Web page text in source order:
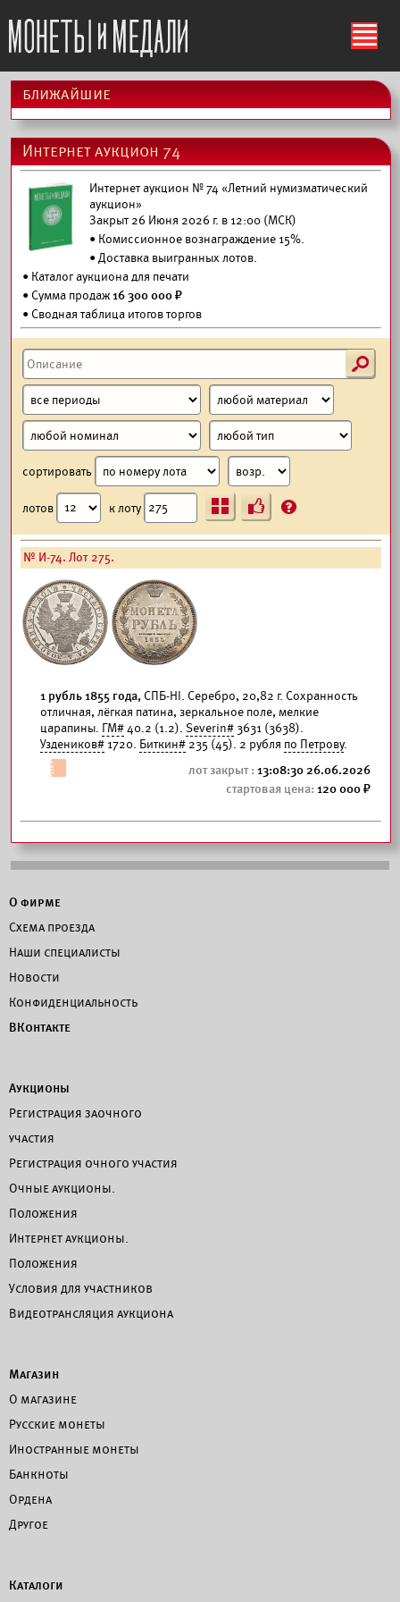
ś
ближайшие
Интернет аукцион 74
Интернет аукцион № 74 «Летний нумизматический
аукцион»
Закрыт 26 Июня 2026 г. в 12:00 (МСК)
• Комиссионное вознаграждение 15%.
•Доставка выигранных лотов.
• Каталог аукциона для печати
• Сумма продаж16 300 000 ₽
• Сводная таблица итогов торгов
s
сортировать
лотов к лоту Ъ ?
№ И-74. Лот 275.
1 рубль 1855 года, СПБ-HI. Серебро, 20,82 г. Сохранность
отличная, лёгкая патина, зеркальное поле, мелкие
царапины. ГМ#40.2 (1.2). Severin#3631 (3638).
Уздеников# 1720. Биткин# 235 (45). 2 рубля по Петрову.
13:08:30 26.06.2026
120 000
О фирме
Схема проезда
Наши специалисты
Новости
Конфиденциальность
ВКонтакте
Аукционы
Регистрация заочного
участия
Регистрация очного участия
Очные аукционы.
Положения
Интернет аукционы.
Положения
Условия для участников
Видеотрансляция аукциона
Магазин
О магазине
Русские монеты
Иностранные монеты
Банкноты
Ордена
Другое
Каталоги